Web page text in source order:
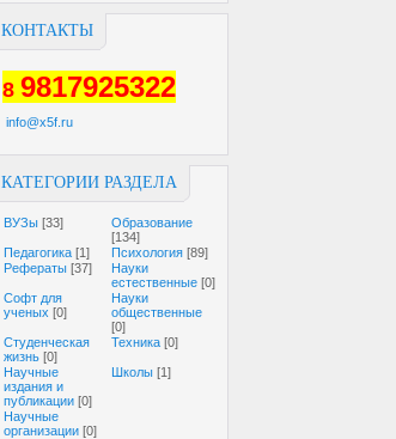
КОНТАКТЫ
8 9817925322
info@x5f.ru
КАТЕГОРИИ РАЗДЕЛА
ВУЗы [33]
Образование
[134]
Педагогика [1] Психология [89]
Рефераты [37]
Науки
естественные [0]
Софт для
ученых [0]
Науки
общественные
[0]
Студенческая
жизнь [0]
Техника [0]
Научные
издания и
публикации [0]
Школы [1]
Научные
организации [0]